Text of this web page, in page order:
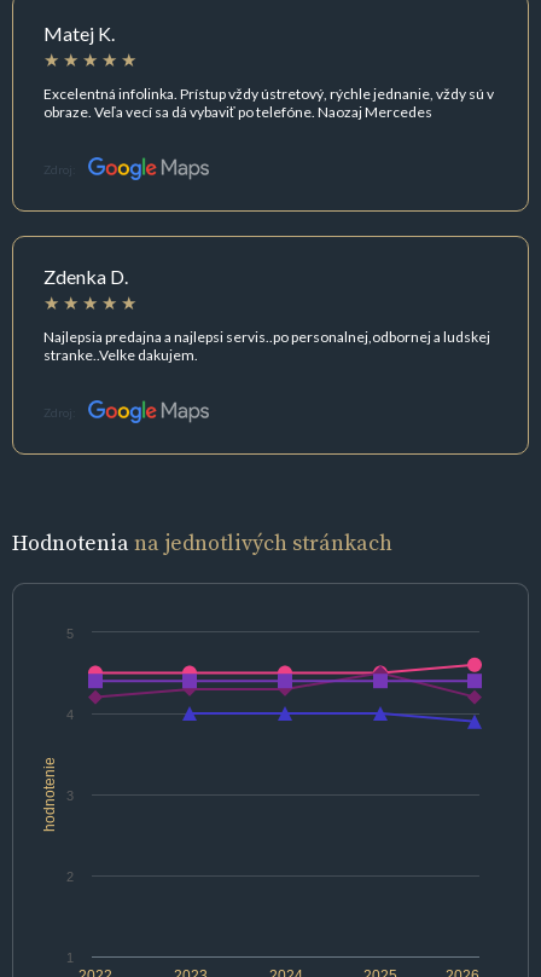
Matej K.
Excelentná infolinka. Prístup vždy ústretový, rýchle jednanie, vždy sú v
obraze. Veľa vecí sa dá vybaviť po telefóne. Naozaj Mercedes
Zdroj:
Zdenka D.
Najlepsia predajna a najlepsi servis..po personalnej,odbornej a ludskej
stranke..Velke dakujem.
Zdroj:
Hodnoteniana jednotlivých stránkach
hodnotenie
1
2
3
4
5